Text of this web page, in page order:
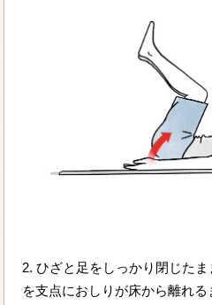
2. ひざと足をしっかり閉じた
を支点におしりが床から離れ